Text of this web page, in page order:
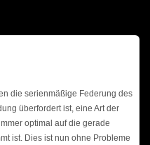
die serienmäßige Federung des
überfordert ist, eine Art der
optimal auf die gerade
ist. Dies ist nun ohne Probleme